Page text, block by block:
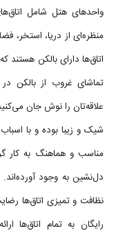
واحدهای هتل شامل
منظره‌ای از دریا،
اتاق‌ها دارای بالکن
تماشای غروب از بالکن
علاقه‌تان را نوش جان
شیک و زیبا بوده و با
مناسب و هماهنگ به کار
دل‌نشین به وجود
نظافت و تمیزی اتاق‌ها
رایگان به تمام اتاق‌ها